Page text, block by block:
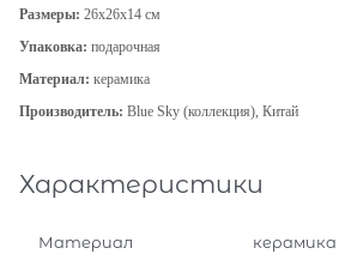
Размеры: 26x26x14 см
Упаковка: подарочная
Материал: керамика
Производитель: Blue Sky (коллекция), Китай
Характеристики
Материал керамика